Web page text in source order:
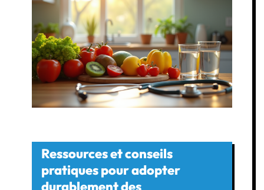
Ressources et conseils
pratiques pour adopter
durablement des